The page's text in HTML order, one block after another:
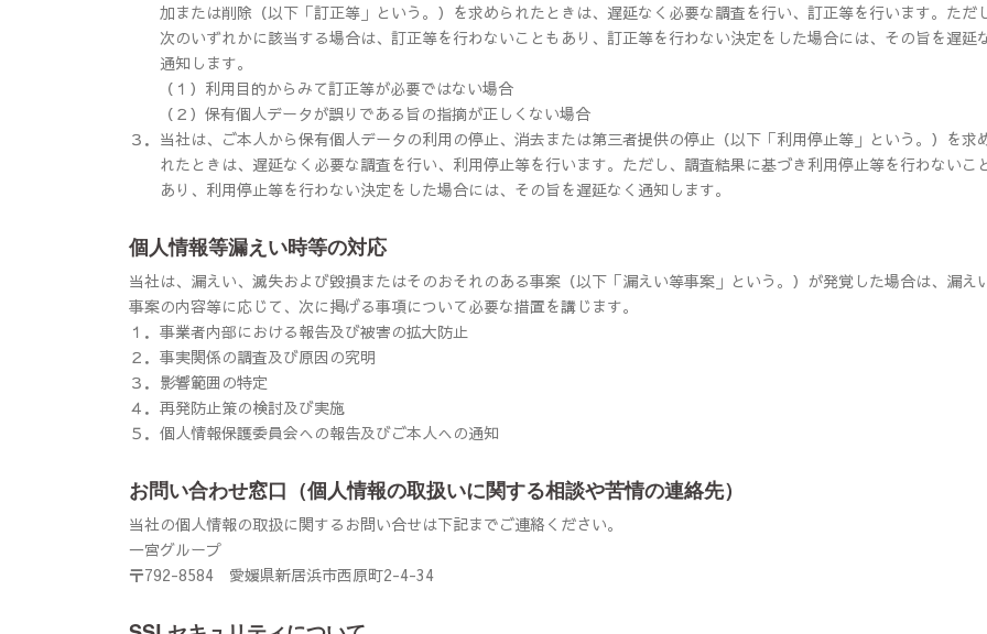
加または削除（以下「訂正等」という。）を求められたときは、遅延なく必要な調査を行い、訂正等を行います。ただし
次のいずれかに該当する場合は、訂正等を行わないこともあり、訂正等を行わない決定をした場合には、その旨を遅延
通知します。
（１） 利用目的からみて訂正等が必要ではない場合
（２） 保有個人データが誤りである旨の指摘が正しくない場合
３． 当社は、ご本人から保有個人データの利用の停止、消去または第三者提供の停止（以下「利用停止等」という。）を求
れたときは、遅延なく必要な調査を行い、利用停止等を行います。ただし、調査結果に基づき利用停止等を行わないこ
あり、利用停止等を行わない決定をした場合には、その旨を遅延なく通知します。
個人情報等漏えい時等の対応
当社は、漏えい、滅失および毀損またはそのおそれのある事案（以下「漏えい等事案」という。）が発覚した場合は、漏え
事案の内容等に応じて、次に掲げる事項について必要な措置を講じます。
１． 事業者内部における報告及び被害の拡大防止
２． 事実関係の調査及び原因の究明
３． 影響範囲の特定
４． 再発防止策の検討及び実施
５． 個人情報保護委員会への報告及びご本人への通知
お問い合わせ窓口（個人情報の取扱いに関する相談や苦情の連絡先）
当社の個人情報の取扱に関するお問い合せは下記までご連絡ください。
一宮グループ
〒792-8584 愛媛県新居浜市西原町2-4-34